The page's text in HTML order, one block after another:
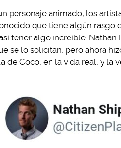
personaje animado, los
que tiene algún rasgo
tener algo increíble. Nathan
se lo solicitan, pero ahora
de Coco, en la vida real, y la